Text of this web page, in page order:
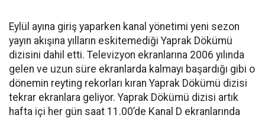
Eylül ayına giriş yaparken kanal yönetimi yeni sezon
yayın akışına yılların eskitemediği Yaprak Dökümü
dizisini dahil etti. Televizyon ekranlarına 2006 yılında
gelen ve uzun süre ekranlarda kalmayı başardığı gibi o
dönemin reyting rekorları kıran Yaprak Dökümü dizisi
tekrar ekranlara geliyor. Yaprak Dökümü dizisi artık
hafta içi her gün saat 11.00’de Kanal D ekranlarında